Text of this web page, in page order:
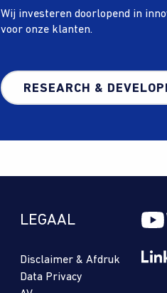
Wij investeren doorlopend in
voor onze klanten.
RESEARCH &
LEGAAL
Disclaimer & Afdruk
Data Privacy